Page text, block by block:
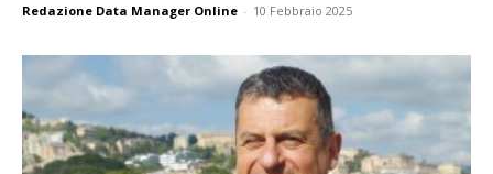
Redazione Data Manager Online - 10 Febbraio 2025